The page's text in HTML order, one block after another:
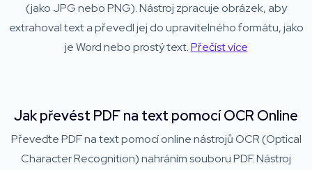
(jako JPG nebo PNG). Nástroj zpracuje obrázek, aby
extrahoval text a převedl jej do upravitelného formátu, jako
je Word nebo prostý text.Přečíst více
Jak převést PDF na text pomocí OCR Online
Převeďte PDF na text pomocí online nástrojů OCR (Optical
Character Recognition) nahráním souboru PDF. Nástroj